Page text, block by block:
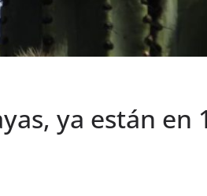
ya están en